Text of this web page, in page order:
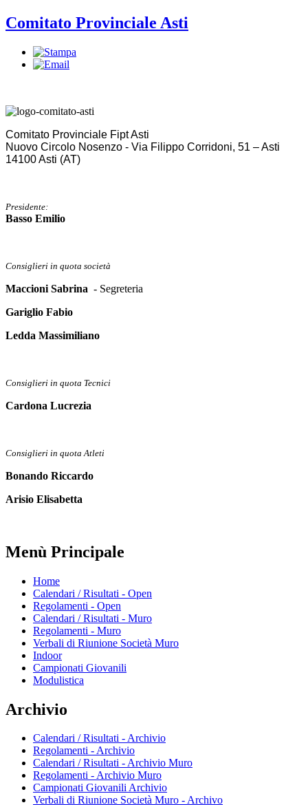
Comitato Provinciale Asti
Comitato Provinciale Fipt Asti
Nuovo Circolo Nosenzo - Via Filippo Corridoni, 51 – Asti
14100 Asti (AT)
Presidente:
Basso Emilio
Consiglieri in quota società
Maccioni Sabrina - Segreteria
Gariglio Fabio
Ledda Massimiliano
Consiglieri in quota Tecnici
Cardona Lucrezia
Consiglieri in quota Atleti
Bonando Riccardo
Arisio Elisabetta
Menù Principale
Home
Calendari / Risultati - Open
Regolamenti - Open
Calendari / Risultati - Muro
Regolamenti - Muro
Verbali di Riunione Società Muro
Indoor
Campionati Giovanili
Modulistica
Archivio
Calendari / Risultati - Archivio
Regolamenti - Archivio
Calendari / Risultati - Archivio Muro
Regolamenti - Archivio Muro
Campionati Giovanili Archivio
Verbali di Riunione Società Muro - Archivo